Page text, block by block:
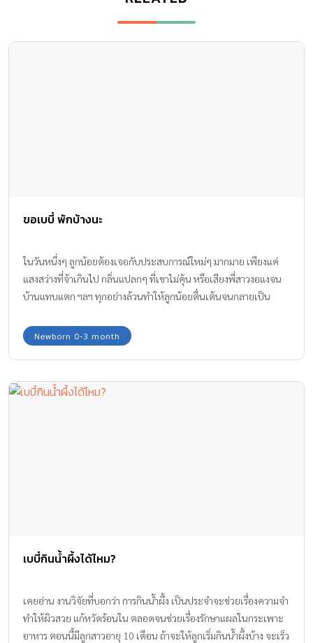
ขอเบบี๋ พักบ้างนะ
ในวันหนึ่งๆ ลูกน้อยต้องเจอกับประสบการณ์ใหม่ๆ มากมาย เพียงแค่
แสงสว่างที่จ้าเกินไป กลิ่นแปลกๆ ที่เขาไม่คุ้น หรือเสียงพี่สาวงอแงจน
บ้านแทบแตก ฯลฯ ทุกอย่างล้วนทำให้ลูกน้อยตื่นเต้นจนกลายเป็น
Newborn 0-3 month
เบบี๋กินน้ำผึ้งได้ไหม?
เคยอ่าน งานวิจัยที่บอกว่า การกินน้ำผึ้ง เป็นประจำจะช่วยเรื่องความจำ
ทำให้ผิวสวย แก้หวัดร้อนใน ตลอดจนช่วยเรื่องรักษาแผลในกระเพาะ
อาหาร ตอนนี้มีลูกสาวอายุ 10 เดือน ถ้าจะให้ลูกเริ่มกินน้ำผึ้งบ้าง จะเร็ว